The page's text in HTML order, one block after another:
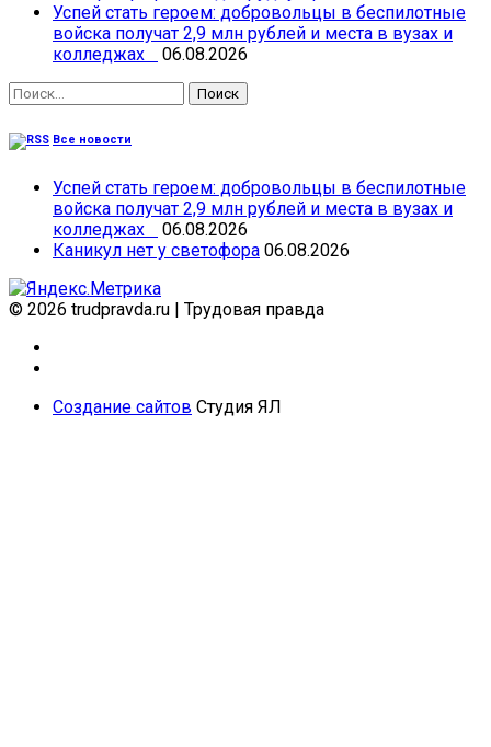
Успей стать героем: добровольцы в беспилотные
войска получат 2,9 млн рублей и места в вузах и
колледжах
06.08.2026
Найти:
Все новости
Успей стать героем: добровольцы в беспилотные
войска получат 2,9 млн рублей и места в вузах и
колледжах
06.08.2026
Каникул нет у светофора 06.08.2026
© 2026 trudpravda.ru | Трудовая правда
Создание сайтов Студия ЯЛ